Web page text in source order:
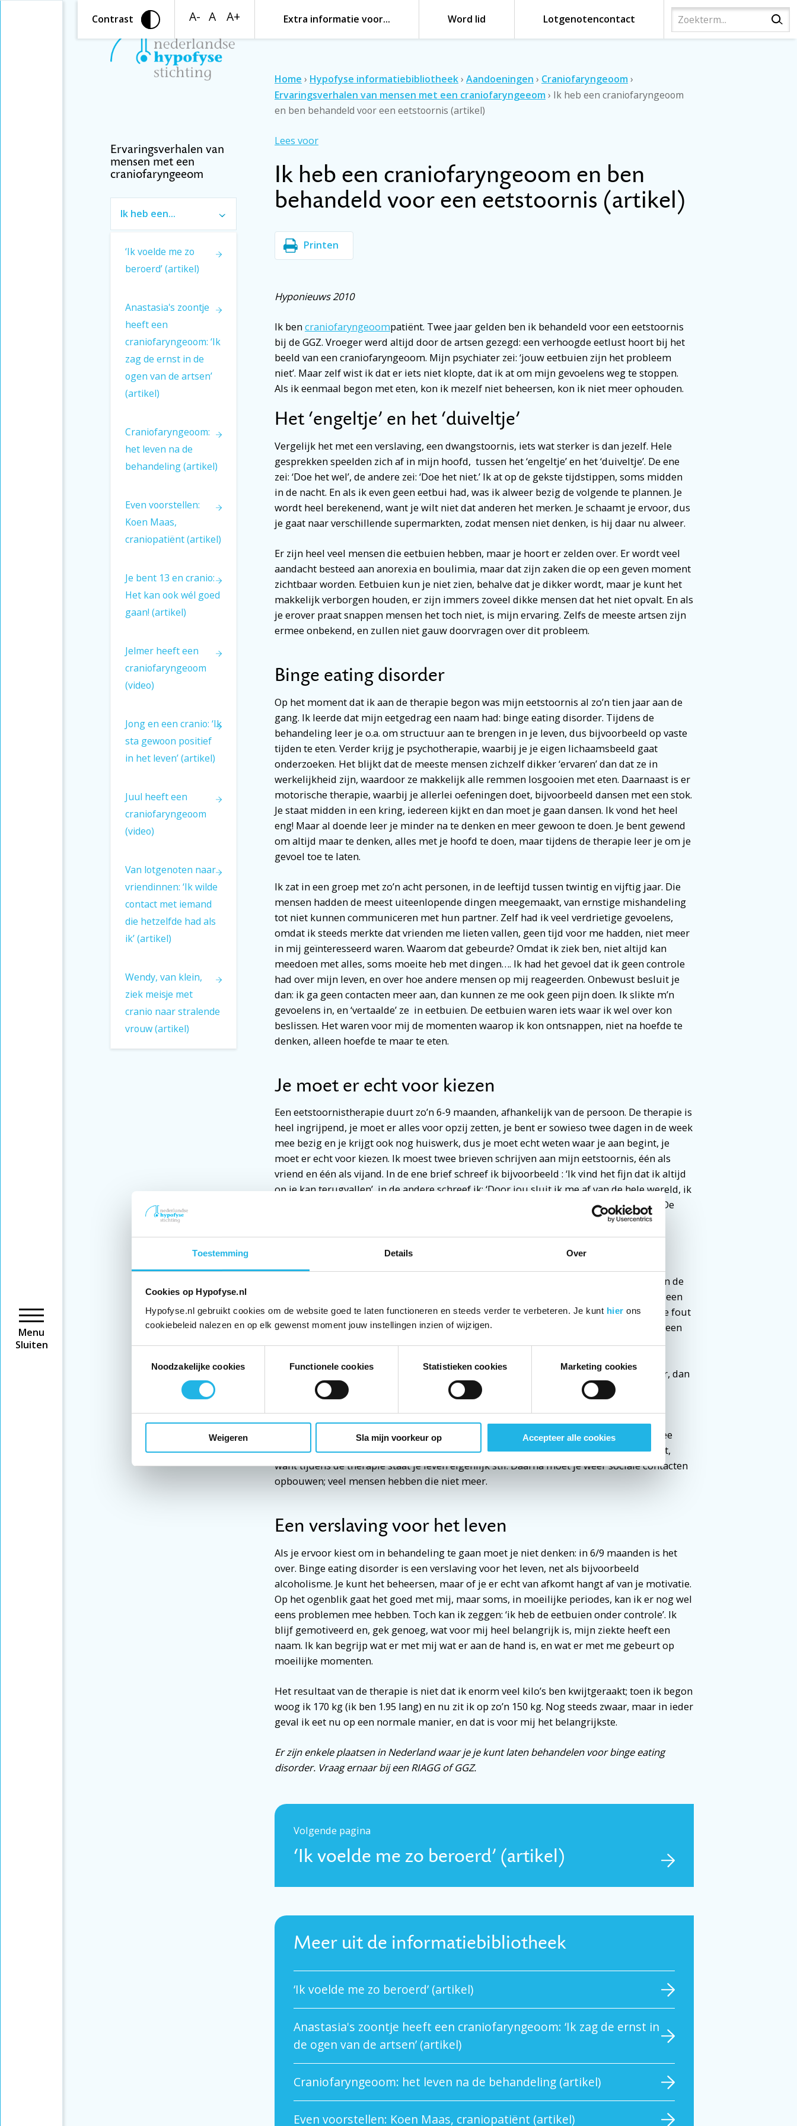
Toestemming Details Over
Cookies op Hypofyse.nl
Hypofyse.nl gebruikt cookies om de website goed te laten functioneren en steeds verder te verbeteren. Je kunt hier ons
cookiebeleid nalezen en op elk gewenst moment jouw instellingen inzien of wijzigen.
Noodzakelijke cookies
Functionele cookies Statistieken cookies Marketing cookies
Weigeren Sla mijn voorkeur op Accepteer alle cookies
Menu
Sluiten
Contrast A- A A+ Extra informatie voor… Word lid Lotgenotencontact
Home › Hypofyse informatiebibliotheek› Aandoeningen › Craniofaryngeoom›
Ervaringsverhalen van mensen met een craniofaryngeeom› Ik heb een craniofaryngeoom
en ben behandeld voor een eetstoornis (artikel)
Lees voor
Ik heb een craniofaryngeoom en ben
behandeld voor een eetstoornis (artikel)
Printen
Hyponieuws 2010
Ik bencraniofaryngeoompatiënt. Twee jaar gelden ben ik behandeld voor een eetstoornis
bij de GGZ. Vroeger werd altijd door de artsen gezegd: een verhoogde eetlust hoort bij het
beeld van een craniofaryngeoom. Mijn psychiater zei: ‘jouw eetbuien zijn het probleem
niet’. Maar zelf wist ik dat er iets niet klopte, dat ik at om mijn gevoelens weg te stoppen.
Als ik eenmaal begon met eten, kon ik mezelf niet beheersen, kon ik niet meer ophouden.
Het ‘engeltje’ en het ‘duiveltje’
Vergelijk het met een verslaving, een dwangstoornis, iets wat sterker is dan jezelf. Hele
gesprekken speelden zich af in mijn hoofd, tussen het ‘engeltje’ en het ‘duiveltje’. De ene
zei: ‘Doe het wel’, de andere zei: ‘Doe het niet.’ Ik at op de gekste tijdstippen, soms midden
in de nacht. En als ik even geen eetbui had, was ik alweer bezig de volgende te plannen. Je
wordt heel berekenend, want je wilt niet dat anderen het merken. Je schaamt je ervoor, dus
je gaat naar verschillende supermarkten, zodat mensen niet denken, is hij daar nu alweer.
Er zijn heel veel mensen die eetbuien hebben, maar je hoort er zelden over. Er wordt veel
aandacht besteed aan anorexia en boulimia, maar dat zijn zaken die op een geven moment
zichtbaar worden. Eetbuien kun je niet zien, behalve dat je dikker wordt, maar je kunt het
makkelijk verborgen houden, er zijn immers zoveel dikke mensen dat het niet opvalt. En als
je erover praat snappen mensen het toch niet, is mijn ervaring. Zelfs de meeste artsen zijn
ermee onbekend, en zullen niet gauw doorvragen over dit probleem.
Binge eating disorder
Op het moment dat ik aan de therapie begon was mijn eetstoornis al zo’n tien jaar aan de
gang. Ik leerde dat mijn eetgedrag een naam had: binge eating disorder. Tijdens de
behandeling leer je o.a. om structuur aan te brengen in je leven, dus bijvoorbeeld op vaste
tijden te eten. Verder krijg je psychotherapie, waarbij je je eigen lichaamsbeeld gaat
onderzoeken. Het blijkt dat de meeste mensen zichzelf dikker ‘ervaren’ dan dat ze in
werkelijkheid zijn, waardoor ze makkelijk alle remmen losgooien met eten. Daarnaast is er
motorische therapie, waarbij je allerlei oefeningen doet, bijvoorbeeld dansen met een stok.
Je staat midden in een kring, iedereen kijkt en dan moet je gaan dansen. Ik vond het heel
eng! Maar al doende leer je minder na te denken en meer gewoon te doen. Je bent gewend
om altijd maar te denken, alles met je hoofd te doen, maar tijdens de therapie leer je om je
gevoel toe te laten.
Ik zat in een groep met zo’n acht personen, in de leeftijd tussen twintig en vijftig jaar. Die
mensen hadden de meest uiteenlopende dingen meegemaakt, van ernstige mishandeling
tot niet kunnen communiceren met hun partner. Zelf had ik veel verdrietige gevoelens,
omdat ik steeds merkte dat vrienden me lieten vallen, geen tijd voor me hadden, niet meer
in mij geïnteresseerd waren. Waarom dat gebeurde? Omdat ik ziek ben, niet altijd kan
meedoen met alles, soms moeite heb met dingen…. Ik had het gevoel dat ik geen controle
had over mijn leven, en over hoe andere mensen op mij reageerden. Onbewust besluit je
dan: ik ga geen contacten meer aan, dan kunnen ze me ook geen pijn doen. Ik slikte m’n
gevoelens in, en ‘vertaalde’ ze in eetbuien. De eetbuien waren iets waar ik wel over kon
beslissen. Het waren voor mij de momenten waarop ik kon ontsnappen, niet na hoefde te
denken, alleen hoefde te maar te eten.
Je moet er echt voor kiezen
Een eetstoornistherapie duurt zo’n 6-9 maanden, afhankelijk van de persoon. De therapie is
heel ingrijpend, je moet er alles voor opzij zetten, je bent er sowieso twee dagen in de week
mee bezig en je krijgt ook nog huiswerk, dus je moet echt weten waar je aan begint, je
moet er echt voor kiezen. Ik moest twee brieven schrijven aan mijn eetstoornis, één als
vriend en één als vijand. In de ene brief schreef ik bijvoorbeeld : ‘Ik vind het fijn dat ik altijd
op je kan terugvallen’, in de andere schreef ik: ‘Door jou sluit ik me af van de hele wereld, ik
maak geen contacten meer, en op de lange termijn breng je mij tot zelfvernietiging’. De
vraag is namelijk: wil je misschien liever vasthouden aan je eetstoornis omdat het te
belangrijk voor je is? Of wil jeechtin behandeling gaan? Daar moet je heel goed over
De therapie begon met het tekenen van een contract: vanaf acht weken na aanvang van de
therapie mocht ik geen eetbuien meer hebben. Gebeurde het toch, dan moest ik daar een
gesprek over hebben. Thema: waarom heb ik niet ingegrepen? De eerste keer dat je de fout
ingaat heb je een gesprek daarover met je behandelaars. Krijg je voor de tweede keer een
eetbui, dan moet je het vertellen aan je ‘steunfiguren’, twee mensen die je uitkiest uit
steunfiguren mee naar de kliniek om het te bespreken. En gebeurt het een vierde keer, dan
is het in principe einde behandeling. Zover is het bij mij niet gekomen. Tijdens mijn
Na zes tot negen maanden wordt de therapie afgebouwd. Daarna kom je eens per twee
weken nog een uurtje bij elkaar. Na de therapie komt je in een nieuwe periode terecht,
want tijdens de therapie staat je leven eigenlijk stil. Daarna moet je weer sociale contacten
opbouwen; veel mensen hebben die niet meer.
Een verslaving voor het leven
Als je ervoor kiest om in behandeling te gaan moet je niet denken: in 6/9 maanden is het
over. Binge eating disorder is een verslaving voor het leven, net als bijvoorbeeld
alcoholisme. Je kunt het beheersen, maar of je er echt van afkomt hangt af van je motivatie.
Op het ogenblik gaat het goed met mij, maar soms, in moeilijke periodes, kan ik er nog wel
eens problemen mee hebben. Toch kan ik zeggen: ‘ik heb de eetbuien onder controle’. Ik
blijf gemotiveerd en, gek genoeg, wat voor mij heel belangrijk is, mijn ziekte heeft een
naam. Ik kan begrijp wat er met mij wat er aan de hand is, en wat er met me gebeurt op
moeilijke momenten.
Het resultaat van de therapie is niet dat ik enorm veel kilo’s ben kwijtgeraakt; toen ik begon
woog ik 170 kg (ik ben 1.95 lang) en nu zit ik op zo’n 150 kg. Nog steeds zwaar, maar in ieder
geval ik eet nu op een normale manier, en dat is voor mij het belangrijkste.
Er zijn enkele plaatsen in Nederland waar je je kunt laten behandelen voor binge eating
disorder. Vraag ernaar bij een RIAGG of GGZ.
Volgende pagina
‘Ik voelde me zo beroerd’ (artikel)
Meer uit de informatiebibliotheek
‘Ik voelde me zo beroerd’ (artikel)
Anastasia's zoontje heeft een craniofaryngeoom: ‘Ik zag de ernst in
de ogen van de artsen’ (artikel)
Craniofaryngeoom: het leven na de behandeling (artikel)
Even voorstellen: Koen Maas, craniopatiënt (artikel)
Ervaringsverhalen van
mensen met een
craniofaryngeeom
Ik heb een
voor een
eetstoornis
(artikel)
‘Ik voelde me zo
beroerd’ (artikel)
Anastasia's zoontje
heeft een
craniofaryngeoom: ‘Ik
zag de ernst in de
ogen van de artsen’
(artikel)
Craniofaryngeoom:
het leven na de
behandeling (artikel)
Even voorstellen:
Koen Maas,
craniopatiënt (artikel)
Je bent 13 en cranio:
Het kan ook wél goed
gaan! (artikel)
Jelmer heeft een
craniofaryngeoom
(video)
Jong en een cranio: ‘Ik
sta gewoon positief
in het leven’ (artikel)
Juul heeft een
craniofaryngeoom
(video)
Van lotgenoten naar
vriendinnen: ‘Ik wilde
contact met iemand
die hetzelfde had als
ik’ (artikel)
Wendy, van klein,
ziek meisje met
cranio naar stralende
vrouw (artikel)
Introductie
Binge eating disorder
Je moet er echt voor
kiezen
Een verslaving voor het
leven